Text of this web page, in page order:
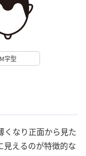
M字型
くなり正面から見た
見えるのが特徴的な